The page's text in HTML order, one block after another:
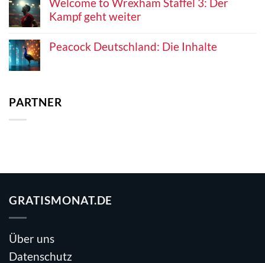
Kampf geht weiter
Peacock Deutschland: Die Inhalte
PARTNER
GRATISMONAT.DE
Über uns
Datenschutz